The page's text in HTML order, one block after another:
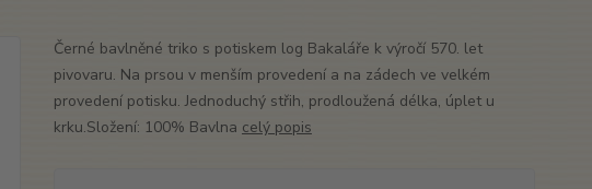
Černé bavlněné triko s potiskem log Bakaláře k výročí 570. let
pivovaru. Na prsou v menším provedení a na zádech ve velkém
provedení potisku. Jednoduchý střih, prodloužená délka, úplet u
krku.Složení: 100% Bavlna celý popis